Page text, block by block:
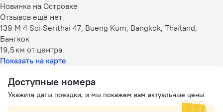
Новинка на Островке
Отзывов ещё нет
139 M 4 Soi Serithai 47, Bueng Kum, Bangkok, Thailand,
Бангкок
19,5 км от центра
Показать на карте
Доступные номера
Укажите даты поездки, и мы покажем вам актуальные цены